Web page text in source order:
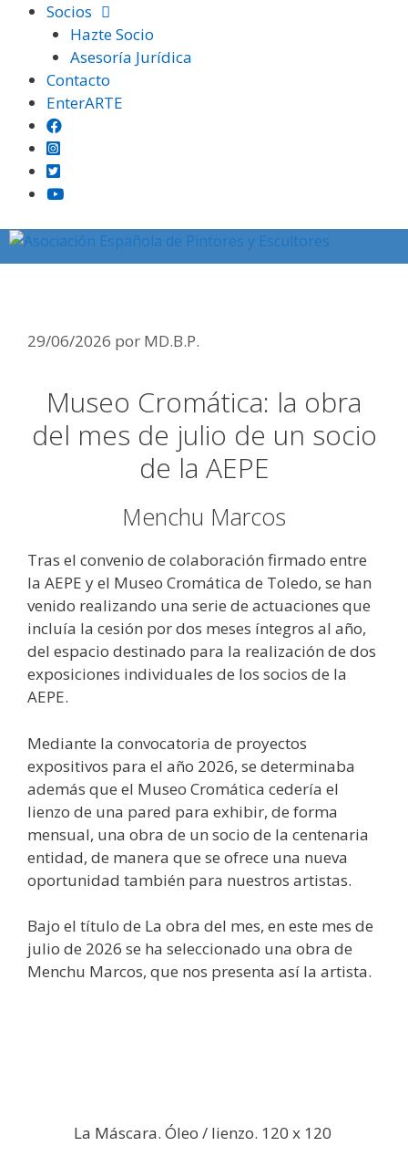
Saltar
contenido
Socios
Hazte Socio
Asesoría Jurídica
Contacto
EnterARTE
Museo Cromática: la obra del
mes de julio de un socio de la
29/06/2026 por MD.B.P.
Museo Cromática: la obra
del mes de julio de un socio
de la AEPE
Menchu Marcos
Tras el convenio de colaboración firmado entre
la AEPE y el Museo Cromática de Toledo, se han
venido realizando una serie de actuaciones que
incluía la cesión por dos meses íntegros al año,
del espacio destinado para la realización de dos
exposiciones individuales de los socios de la
AEPE.
Mediante la convocatoria de proyectos
expositivos para el año 2026, se determinaba
además que el Museo Cromática cedería el
lienzo de una pared para exhibir, de forma
mensual, una obra de un socio de la centenaria
entidad, de manera que se ofrece una nueva
oportunidad también para nuestros artistas.
Bajo el título de La obra del mes, en este mes de
julio de 2026 se ha seleccionado una obra de
Menchu Marcos, que nos presenta así la artista.
La Máscara. Óleo / lienzo. 120 x 120